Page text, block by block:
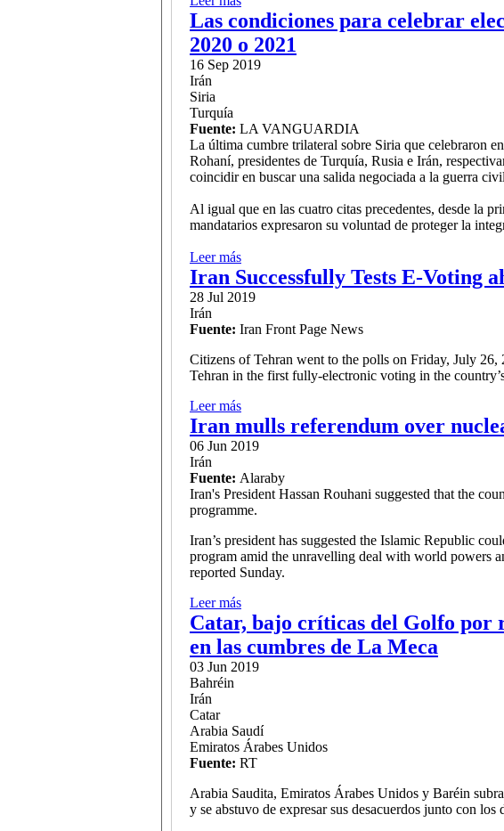
Las condiciones para celebrar
2020 o 2021
16 Sep 2019
Irán
Siria
Turquía
Fuente: LA VANGUARDIA
La última cumbre trilateral sobre Siria que celebraron
Rohaní, presidentes de Turquía, Rusia e Irán,
coincidir en buscar una salida negociada a la guerra
Al igual que en las cuatro citas precedentes, desde la
mandatarios expresaron su voluntad de proteger la
Leer más
Iran Successfully Tests E-Voting
28 Jul 2019
Irán
Fuente: Iran Front Page News
Citizens of Tehran went to the polls on Friday, July
Tehran in the first fully-electronic voting in the
Leer más
Iran mulls referendum over
06 Jun 2019
Irán
Fuente: Alaraby
Iran's President Hassan Rouhani suggested that the
programme.
Iran’s president has suggested the Islamic Republic
program amid the unravelling deal with world powers
reported Sunday.
Leer más
Catar, bajo críticas del Golfo por
en las cumbres de La Meca
03 Jun 2019
Bahréin
Irán
Catar
Arabia Saudí
Emiratos Árabes Unidos
Fuente: RT
Arabia Saudita, Emiratos Árabes Unidos y Baréin
y se abstuvo de expresar sus desacuerdos junto con los